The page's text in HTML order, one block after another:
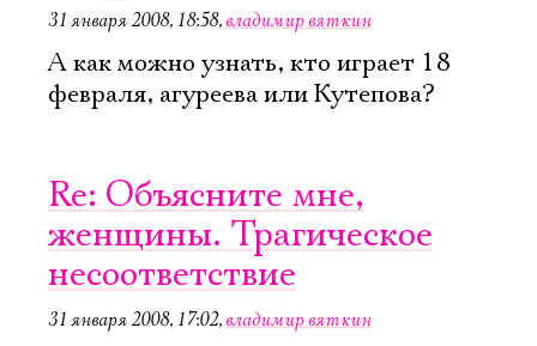
31 января 2008, 18:58, владимир вяткин
А как можно узнать, кто играет 18
февраля, агуреева или Кутепова?
Re: Объясните мне,
женщины. Трагическое
несоответствие
31 января 2008, 17:02, владимир вяткин